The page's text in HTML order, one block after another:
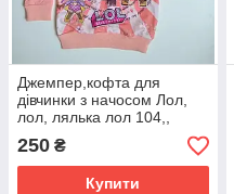
Джемпер,кофта для
дівчинки з начосом Лол,
лол, лялька лол 104,,
250 ₴
Купити